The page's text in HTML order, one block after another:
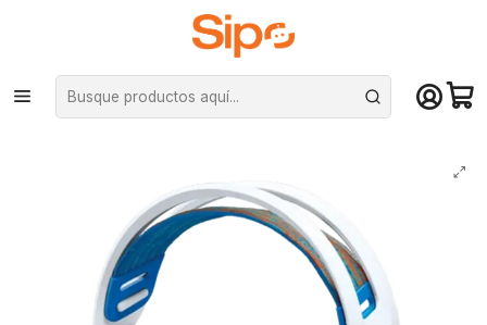
¡Compra hasta mediodía y recibe hoy! De lunes a sábado en el gran
Santiago. Envío gratis desde $29.990
Inicio Computación y Gamers Audífonos
Audífonos Logitech G335, Jack 3.5mm, Multiplataforma, Blanco